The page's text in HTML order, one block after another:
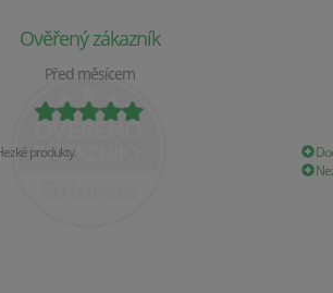
Ověřený zákazník
Před měsícem
produkty.